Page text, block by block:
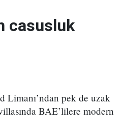
casusluk
Limanı’ndan pek de uzak
BAE’lilere modern